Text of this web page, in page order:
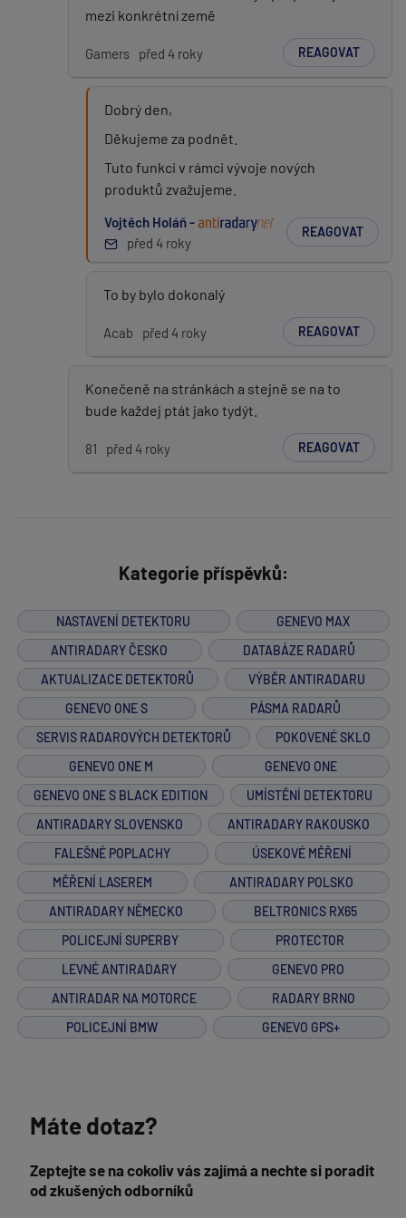
mezi konkrétní země
Gamers před 4 roky REAGOVAT
Dobrý den,
Děkujeme za podnět.
Tuto funkci v rámci vývoje nových
produktů zvažujeme.
Vojtěch Holáň -
před 4 roky
REAGOVAT
To by bylo dokonalý
Acab před 4 roky REAGOVAT
Konečeně na stránkách a stejně se na to
bude každej ptát jako tydýt.
81 před 4 roky REAGOVAT
Kategorie příspěvků:
NASTAVENÍ DETEKTORU
GENEVO MAX
ANTIRADARY ČESKO
DATABÁZE RADARŮ
AKTUALIZACE DETEKTORŮ
VÝBĚR ANTIRADARU
GENEVO ONE S
PÁSMA RADARŮ
SERVIS RADAROVÝCH DETEKTORŮ
POKOVENÉ SKLO
GENEVO ONE M
GENEVO ONE
GENEVO ONE S BLACK EDITION
UMÍSTĚNÍ DETEKTORU
ANTIRADARY SLOVENSKO
ANTIRADARY RAKOUSKO
FALEŠNÉ POPLACHY
ÚSEKOVÉ MĚŘENÍ
MĚŘENÍ LASEREM
ANTIRADARY POLSKO
ANTIRADARY NĚMECKO
BELTRONICS RX65
POLICEJNÍ SUPERBY
PROTECTOR
LEVNÉ ANTIRADARY
GENEVO PRO
ANTIRADAR NA MOTORCE
RADARY BRNO
POLICEJNÍ BMW
GENEVO GPS+
Máte dotaz?
Zeptejte se na cokoliv vás zajímá a nechte si poradit
od zkušených odborníků